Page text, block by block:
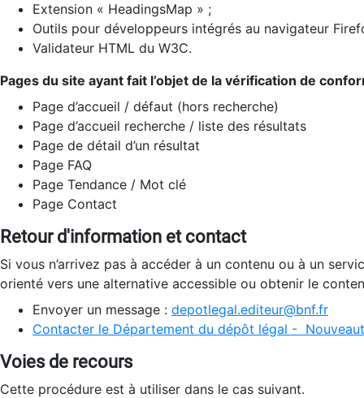
Extension « HeadingsMap » ;
Outils pour développeurs intégrés au navigateur
Validateur HTML du W3C.
Pages du site ayant fait l’objet de la vérification de
Page d’accueil / défaut (hors recherche)
Page d’accueil recherche / liste des résultats
Page de détail d’un résultat
Page FAQ
Page Tendance / Mot clé
Page Contact
Retour d'information et contact
Si vous n’arrivez pas à accéder à un contenu ou à un
orienté vers une alternative accessible ou obtenir le
Envoyer un message : depotlegal.editeur@bnf.fr
Contacter le Département du dépôt légal -
Voies de recours
Cette procédure est à utiliser dans le cas suivant.